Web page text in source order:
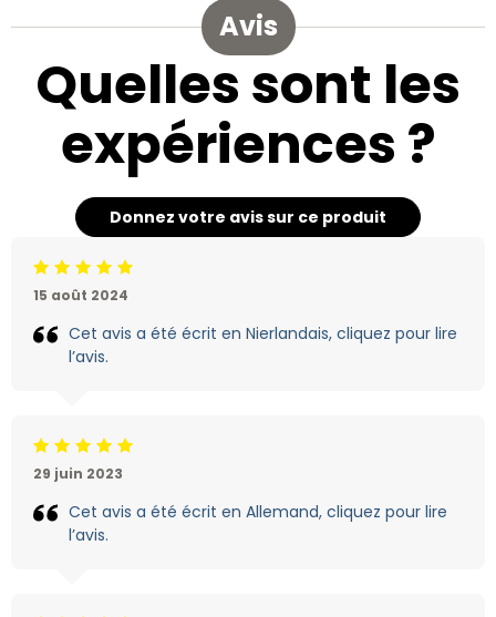
Avis
Quelles sont les
expériences ?
Donnez votre avis sur ce produit
Jugement:5 /5
15 août 2024
Cet avis a été écrit en Nierlandais, cliquez pour lire
l’avis.
Jugement:5 /5
29 juin 2023
Cet avis a été écrit en Allemand, cliquez pour lire
l’avis.